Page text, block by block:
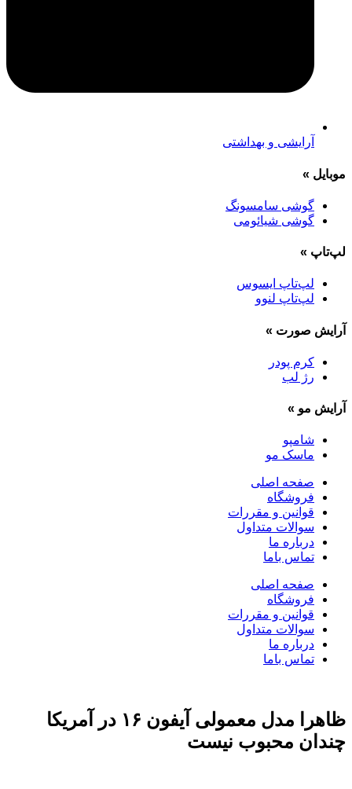
آرایشی و بهداشتی
موبایل »
گوشی سامسونگ
گوشی شیائومی
لپ‌تاپ »
لپ‌تاپ ایسوس
لپ‌تاپ لنوو
آرایش صورت »
کرم پودر
رژ لب
آرایش مو »
شامپو
ماسک مو
صفحه اصلی
فروشگاه
قوانین و مقررات
سوالات متداول
درباره ما
تماس باما
صفحه اصلی
فروشگاه
قوانین و مقررات
سوالات متداول
درباره ما
تماس باما
ظاهرا مدل معمولی آیفون ۱۶ در آمریکا
چندان محبوب نیست